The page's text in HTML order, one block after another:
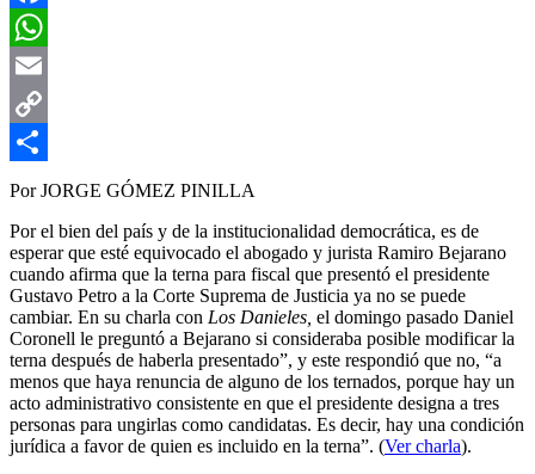
Facebook
WhatsApp
Email
Copy
Link
Compartir
Por JORGE GÓMEZ PINILLA
Por el bien del país y de la institucionalidad democrática, es de
esperar que esté equivocado el abogado y jurista Ramiro Bejarano
cuando afirma que la terna para fiscal que presentó el presidente
Gustavo Petro a la Corte Suprema de Justicia ya no se puede
cambiar. En su charla con Los Danieles, el domingo pasado Daniel
Coronell le preguntó a Bejarano si consideraba posible modificar la
terna después de haberla presentado”, y este respondió que no, “a
menos que haya renuncia de alguno de los ternados, porque hay un
acto administrativo consistente en que el presidente designa a tres
personas para ungirlas como candidatas. Es decir, hay una condición
jurídica a favor de quien es incluido en la terna”. (Ver charla).